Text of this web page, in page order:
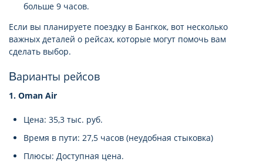
больше 9 часов.
Если вы планируете поездку в Бангкок, вот несколько
важных деталей о рейсах, которые могут помочь вам
сделать выбор.
Варианты рейсов
1. Oman Air
Цена: 35,3 тыс. руб.
Время в пути: 27,5 часов (неудобная стыковка)
Плюсы: Доступная цена.